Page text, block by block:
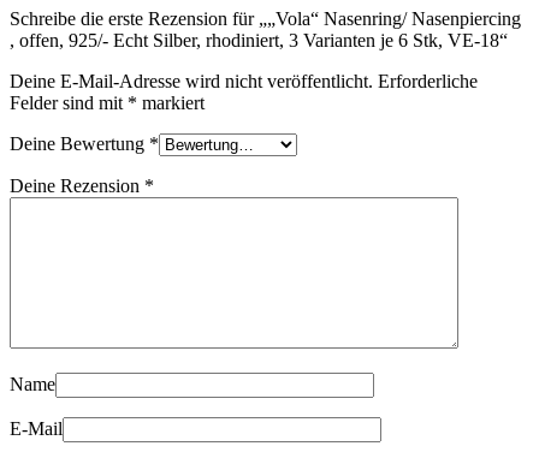
Schreibe die erste Rezension für „„Vola“ Nasenring/ Nasenpiercing
, offen, 925/- Echt Silber, rhodiniert, 3 Varianten je 6 Stk, VE-18“
Deine E-Mail-Adresse wird nicht veröffentlicht. Erforderliche
Felder sind mit * markiert
Deine Bewertung *
Deine Rezension *
Name
E-Mail